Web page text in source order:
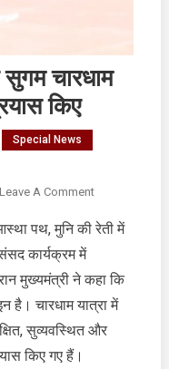
चारधाम
किए
Special News
Leave A CommentOn
सुव्यवस्थित
सुगम
चारधाम
यात्रा
के
पथ, मुनि की रेती में
कार्यक्रम में
मुख्यमंत्री ने कहा कि
है। चारधाम यात्रा में
सुव्यवस्थित और
किए गए हैं।